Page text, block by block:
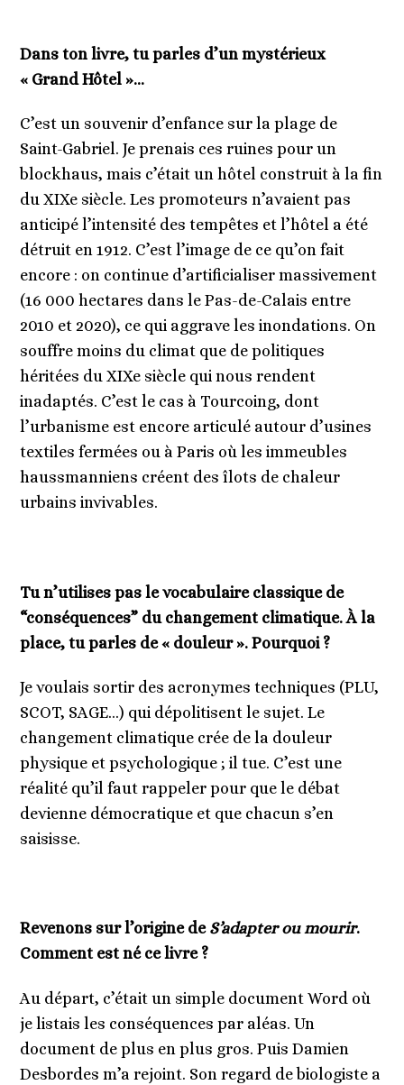
Dans ton livre, tu parles d’un mystérieux
« Grand Hôtel »…
C’est un souvenir d’enfance sur la plage de
Saint-Gabriel. Je prenais ces ruines pour un
blockhaus, mais c’était un hôtel construit à la fin
du XIXe siècle. Les promoteurs n’avaient pas
anticipé l’intensité des tempêtes et l’hôtel a été
détruit en 1912. C’est l’image de ce qu’on fait
encore : on continue d’artificialiser massivement
(16 000 hectares dans le Pas-de-Calais entre
2010 et 2020), ce qui aggrave les inondations. On
souffre moins du climat que de politiques
héritées du XIXe siècle qui nous rendent
inadaptés. C’est le cas à Tourcoing, dont
l’urbanisme est encore articulé autour d’usines
textiles fermées ou à Paris où les immeubles
haussmanniens créent des îlots de chaleur
urbains invivables.
Tu n’utilises pas le vocabulaire classique de
“conséquences” du changement climatique. À la
place, tu parles de « douleur ». Pourquoi ?
Je voulais sortir des acronymes techniques (PLU,
SCOT, SAGE…) qui dépolitisent le sujet. Le
changement climatique crée de la douleur
physique et psychologique ; il tue. C’est une
réalité qu’il faut rappeler pour que le débat
devienne démocratique et que chacun s’en
saisisse.
Revenons sur l’origine de S’adapter ou mourir.
Comment est né ce livre ?
Au départ, c’était un simple document Word où
je listais les conséquences par aléas. Un
document de plus en plus gros. Puis Damien
Desbordes m’a rejoint. Son regard de biologiste a